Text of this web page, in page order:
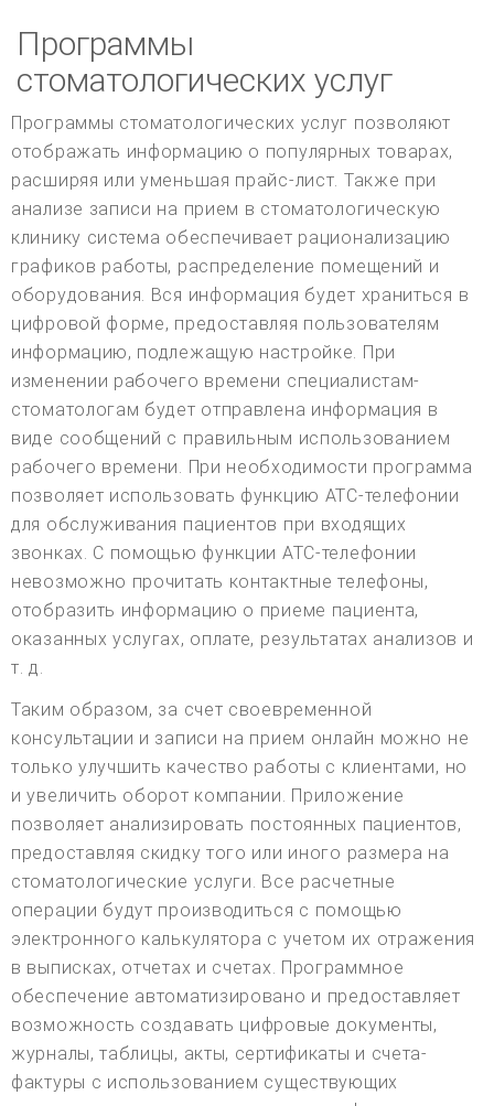
Программы
стоматологических услуг
Программы стоматологических услуг позволяют
отображать информацию о популярных товарах,
расширяя или уменьшая прайс-лист. Также при
анализе записи на прием в стоматологическую
клинику система обеспечивает рационализацию
графиков работы, распределение помещений и
оборудования. Вся информация будет храниться в
цифровой форме, предоставляя пользователям
информацию, подлежащую настройке. При
изменении рабочего времени специалистам-
стоматологам будет отправлена информация в
виде сообщений с правильным использованием
рабочего времени. При необходимости программа
позволяет использовать функцию АТС-телефонии
для обслуживания пациентов при входящих
звонках. С помощью функции АТС-телефонии
невозможно прочитать контактные телефоны,
отобразить информацию о приеме пациента,
оказанных услугах, оплате, результатах анализов и
т. д.
Таким образом, за счет своевременной
консультации и записи на прием онлайн можно не
только улучшить качество работы с клиентами, но
и увеличить оборот компании. Приложение
позволяет анализировать постоянных пациентов,
предоставляя скидку того или иного размера на
стоматологические услуги. Все расчетные
операции будут производиться с помощью
электронного калькулятора с учетом их отражения
в выписках, отчетах и счетах. Программное
обеспечение автоматизировано и предоставляет
возможность создавать цифровые документы,
журналы, таблицы, акты, сертификаты и счета-
фактуры с использованием существующих